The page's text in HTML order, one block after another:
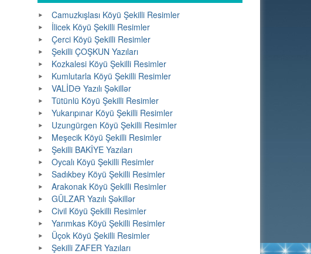
Camuzkışlası Köyü Şekilli Resimler
İlicek Köyü Şekilli Resimler
Çerci Köyü Şekilli Resimler
Şekilli ÇOŞKUN Yazıları
Kozkalesi Köyü Şekilli Resimler
Kumlutarla Köyü Şekilli Resimler
VALİDƏ Yazılı Şəkillər
Tütünlü Köyü Şekilli Resimler
Yukarıpınar Köyü Şekilli Resimler
Uzungürgen Köyü Şekilli Resimler
Meşecik Köyü Şekilli Resimler
Şekilli BAKİYE Yazıları
Oycalı Köyü Şekilli Resimler
Sadıkbey Köyü Şekilli Resimler
Arakonak Köyü Şekilli Resimler
GÜLZAR Yazılı Şəkillər
Civil Köyü Şekilli Resimler
Yarımkas Köyü Şekilli Resimler
Üçok Köyü Şekilli Resimler
Şekilli ZAFER Yazıları